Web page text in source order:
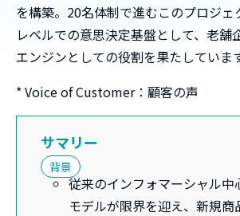
を構築。20名体制で進むこのプロジ
レベルでの意思決定基盤として、老舗
エンジンとしての役割を果たしています
* Voice of Customer：顧客の声
サマリー
背景
従来のインフォマーシャル中
モデルが限界を迎え、新規商